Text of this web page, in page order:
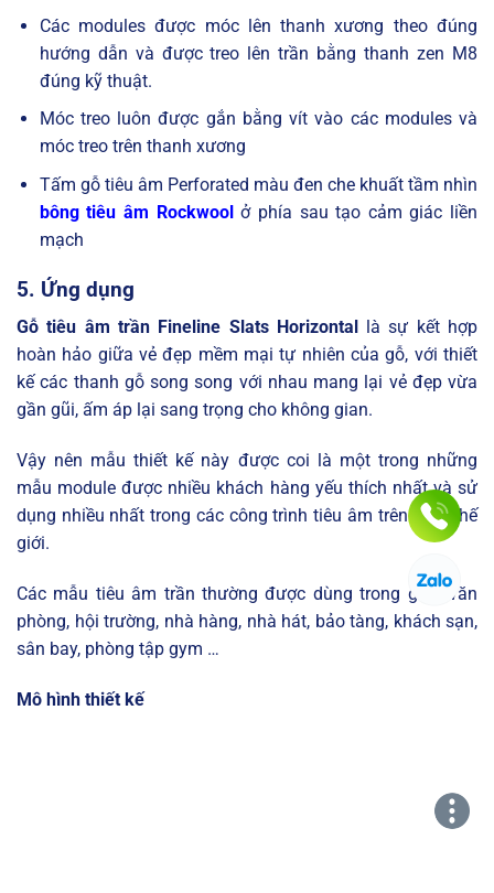
Các modules được móc lên thanh xương theo đúng
hướng dẫn và được treo lên trần bằng thanh zen M8
đúng kỹ thuật.
Móc treo luôn được gắn bằng vít vào các modules và
móc treo trên thanh xương
Tấm gỗ tiêu âm Perforated màu đen che khuất tầm nhìn
bông tiêu âm Rockwoolở phía sau tạo cảm giác liền
mạch
5. Ứng dụng
Gỗ tiêu âm trần Fineline Slats Horizontal
là sự kết hợp
hoàn hảo giữa vẻ đẹp mềm mại tự nhiên của gỗ, với thiết
kế các thanh gỗ song song với nhau mang lại vẻ đẹp vừa
gần gũi, ấm áp lại sang trọng cho không gian.
Vậy nên mẫu thiết kế này được coi là một trong những
mẫu module được nhiều khách hàng yếu thích nhất và sử
dụng nhiều nhất trong các công trình tiêu âm trên toàn thế
giới.
Các mẫu tiêu âm trần thường được dùng trong gian văn
phòng, hội trường, nhà hàng, nhà hát, bảo tàng, khách sạn,
sân bay, phòng tập gym …
Mô hình thiết kế